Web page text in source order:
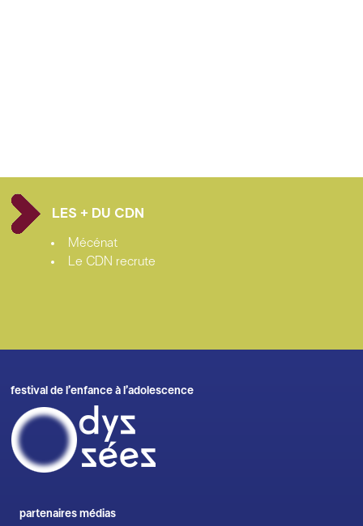
LES + DU CDN
Mécénat
Le CDN recrute
festival de l’enfance à l’adolescence
partenaires médias